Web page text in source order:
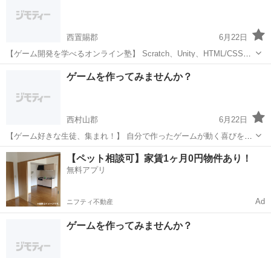
西置賜郡
6月22日
【ゲーム開発を学べるオンライン塾】 Scratch、Unity、HTML/CSSな
ど、様々なプログラミング言語が学べます。 こんなお悩みはありませ
んか？ 学校の情報分野の授業だけでは不安 プログラミング...
西置賜郡 プログラミング
ゲームを作ってみませんか？
西村山郡
6月22日
【ゲーム好きな生徒、集まれ！】 自分で作ったゲームが動く喜びを体
験しよう。 ゲーム制作コースの内容 Scratchという初心者向けプログ
ラミング言語を使って、 シューティングゲームやアクションゲームな
どを製...
山形 西村山郡 プログラミング 表現力
【ペット相談可】家賃1ヶ月0円物件あり！
無料アプリ
ニフティ不動産 Ad
ゲームを作ってみませんか？